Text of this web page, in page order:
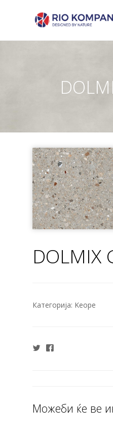
DOLMIX
Категорија: Keope
Можеби ќе ве